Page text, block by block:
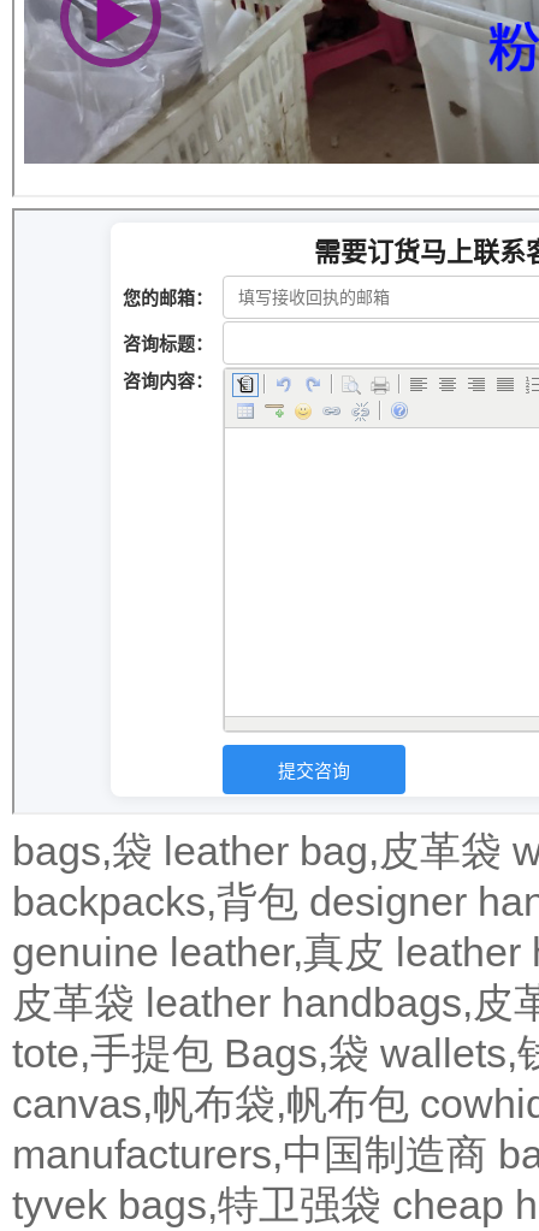
bags,袋 leather bag,皮革袋
backpacks,背包 designer
genuine leather,真皮 leather
皮革袋 leather handbags,皮
tote,手提包 Bags,袋 wallets,
canvas,帆布袋,帆布包
manufacturers,中国制造商
tyvek bags,特卫强袋 cheap